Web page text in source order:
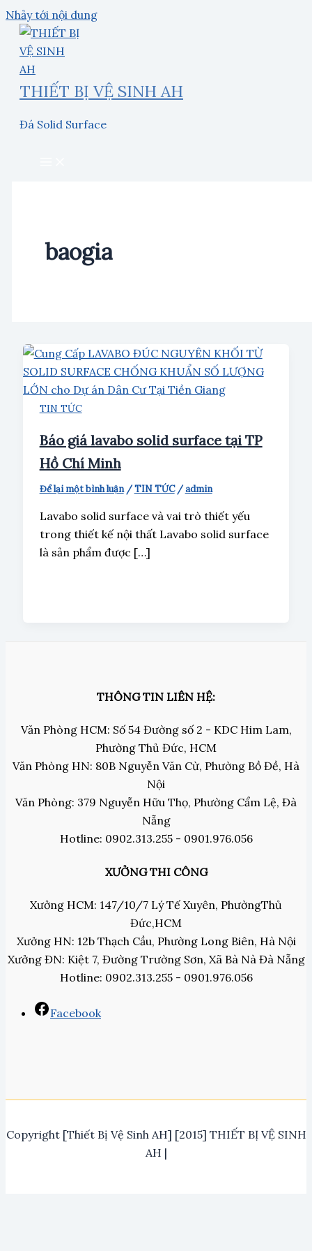
Nhảy tới nội dung
THIẾT BỊ VỆ SINH AH
Đá Solid Surface
baogia
TIN TỨC
Báo giá lavabo solid surface tại TP
Hồ Chí Minh
Để lại một bình luận /TIN TỨC/admin
Lavabo solid surface và vai trò thiết yếu
trong thiết kế nội thất Lavabo solid surface
là sản phẩm được […]
THÔNG TIN LIÊN HỆ:
Văn Phòng HCM: Số 54 Đường số 2 - KDC Him Lam,
Phường Thủ Đức, HCM
Văn Phòng HN: 80B Nguyễn Văn Cừ, Phường Bồ Đề, Hà
Nội
Văn Phòng: 379 Nguyễn Hữu Thọ, Phường Cẩm Lệ, Đà
Nẵng
Hotline: 0902.313.255 - 0901.976.056
XƯỞNG THI CÔNG
Xưởng HCM: 147/10/7 Lý Tế Xuyên, PhườngThủ
Đức,HCM
Xưởng HN: 12b Thạch Cầu, Phường Long Biên, Hà Nội
Xưởng ĐN: Kiệt 7, Đường Trường Sơn, Xã Bà Nà Đà Nẵng
Hotline: 0902.313.255 - 0901.976.056
Facebook
Copyright [Thiết Bị Vệ Sinh AH] [2015] THIẾT BỊ VỆ SINH
AH |